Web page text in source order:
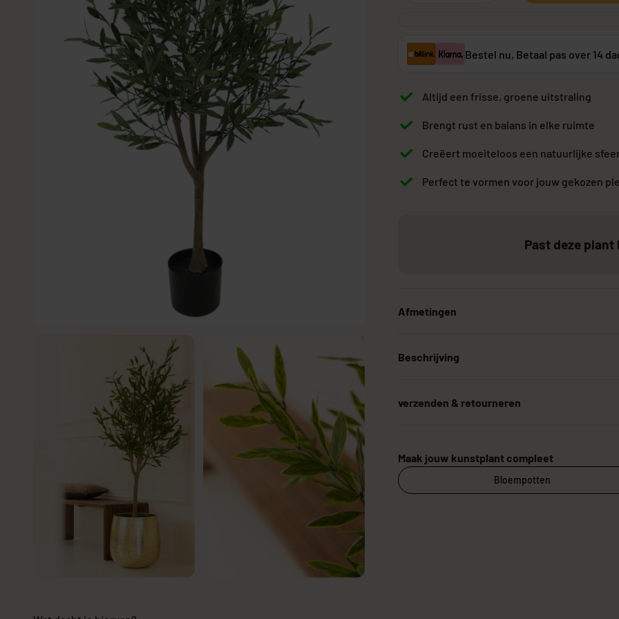
Kleine Kunstplanten
Bestel nu, Betaal pas over 14
Altijd een frisse, groene uitstraling
Brengt rust en balans in elke ruimte
Creëert moeiteloos een natuurlijke
Perfect te vormen voor jouw gekozen
Past deze plant
Afmetingen
Beschrijving
verzenden & retourneren
Maak jouw kunstplant compleet
Bloempotten